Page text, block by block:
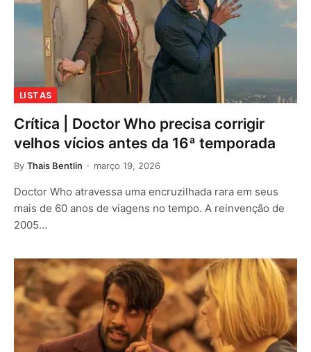
LISTAS
Crítica | Doctor Who precisa corrigir
velhos vícios antes da 16ª temporada
By Thais Bentlin março 19, 2026
Doctor Who atravessa uma encruzilhada rara em seus
mais de 60 anos de viagens no tempo. A reinvenção de
2005…